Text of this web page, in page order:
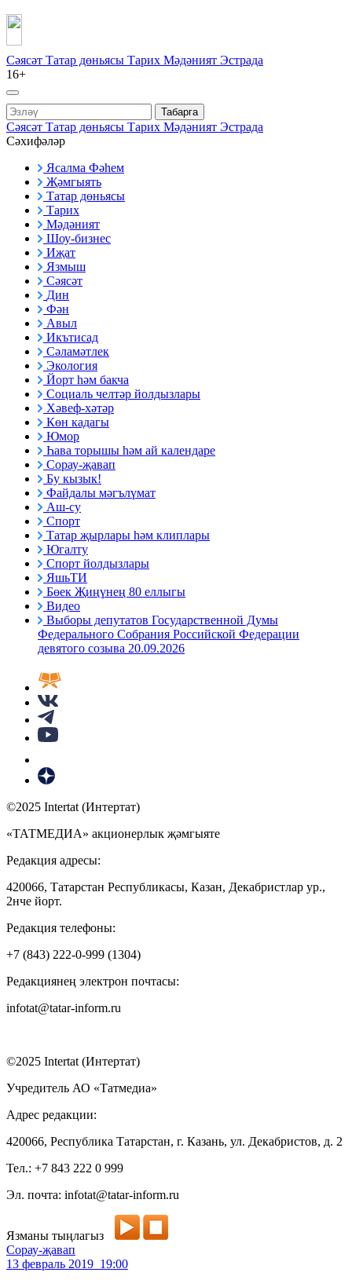
Сәясәт Татар дөньясы Тарих Мәдәният Эстрада
16+
Табарга
Сәясәт Татар дөньясы Тарих Мәдәният Эстрада
Сәхифәләр
Ясалма Фәһем
Җәмгыять
Татар дөньясы
Тарих
Мәдәният
Шоу-бизнес
Иҗат
Язмыш
Сәясәт
Дин
Фән
Авыл
Икътисад
Сәламәтлек
Экология
Йорт һәм бакча
Социаль челтәр йолдызлары
Хәвеф-хәтәр
Көн кадагы
Юмор
Һава торышы һәм ай календаре
Сорау-җавап
Бу кызык!
Файдалы мәгълүмат
Аш-су
Спорт
Татар җырлары һәм клиплары
Югалту
Спорт йолдызлары
ЯшьТИ
Бөек Җиңүнең 80 еллыгы
Видео
Выборы депутатов Государственной Думы
Федерального Собрания Российской Федерации
девятого созыва 20.09.2026
©2025 Intertat (Интертат)
«ТАТМЕДИА» акционерлык җәмгыяте
Редакция адресы:
420066, Татарстан Республикасы, Казан, Декабристлар ур.,
2нче йорт.
Редакция телефоны:
+7 (843) 222-0-999 (1304)
Редакциянең электрон почтасы:
infotat@tatar-inform.ru
©2025 Intertat (Интертат)
Учредитель АО «Татмедиа»
Адрес редакции:
420066, Республика Татарстан, г. Казань, ул. Декабристов, д. 2
Тел.: +7 843 222 0 999
Эл. почта: infotat@tatar-inform.ru
Язманы тыңлагыз
Сорау-җавап
13 февраль 2019 19:00